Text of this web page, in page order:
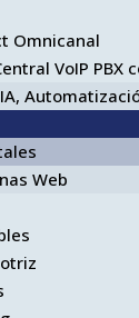
Omnicanal
VoIP PBX
Web